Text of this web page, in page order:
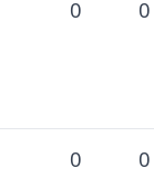
0 0
0 0